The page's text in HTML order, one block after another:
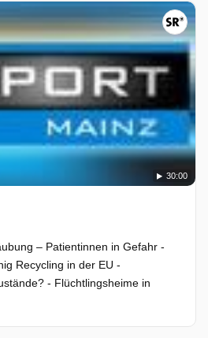
30:00
– Patientinnen in Gefahr -
Recycling in der EU -
- Flüchtlingsheime in